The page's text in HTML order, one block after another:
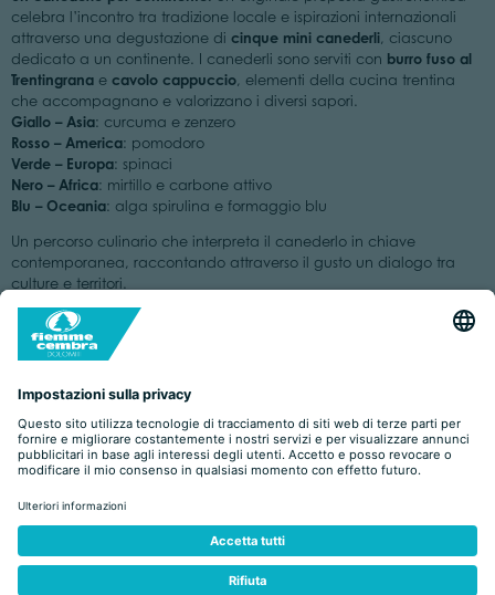
celebra l’incontro tra tradizione locale e ispirazioni internazionali
attraverso una degustazione di cinque mini canederli, ciascuno
dedicato a un continente. I canederli sono serviti con burro fuso al
Trentingranae cavolo cappuccio, elementi della cucina trentina
che accompagnano e valorizzano i diversi sapori.
Giallo – Asia: curcuma e zenzero
Rosso – America: pomodoro
Verde – Europa: spinaci
Nero – Africa: mirtillo e carbone attivo
Blu – Oceania: alga spirulina e formaggio blu
Un percorso culinario che interpreta il canederlo in chiave
contemporanea, raccontando attraverso il gusto un dialogo tra
culture e territori.
Per tutto il periodo dell’Olimpiade, inoltre, nel pomeriggio verranno
proposti gli strauben, i cugini alpini delle frittelle.
HERO - La Casa del Burger, Predazzo
A partire da giovedì 6 gennaio , HERO – La Casa del Burger propone
un nuovo viaggio nel gusto con un’iniziativa speciale che unisce
creatività e ispirazioni internazionali:cinque ricette originali,
dedicate a cinque continenti, per dare vita acinque burger
leggendari. Un progetto gastronomico che interpreta il burger in
chiave globale, valorizzando sapori, ingredienti e suggestioni
provenienti da diverse parti del mondo.